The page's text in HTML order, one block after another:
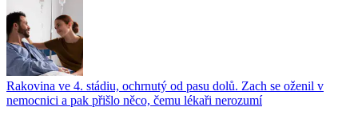
Rakovina ve 4. stádiu, ochrnutý od pasu dolů. Zach se oženil v
nemocnici a pak přišlo něco, čemu lékaři nerozumí